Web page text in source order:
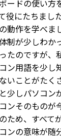
ードの使い方
役にたちました
動作を学べま
制が少しわか
たのですが、
ン用語を少し
いことがたく
少しパソコン
ンそのものが
ため、すべて
ンの意味が随